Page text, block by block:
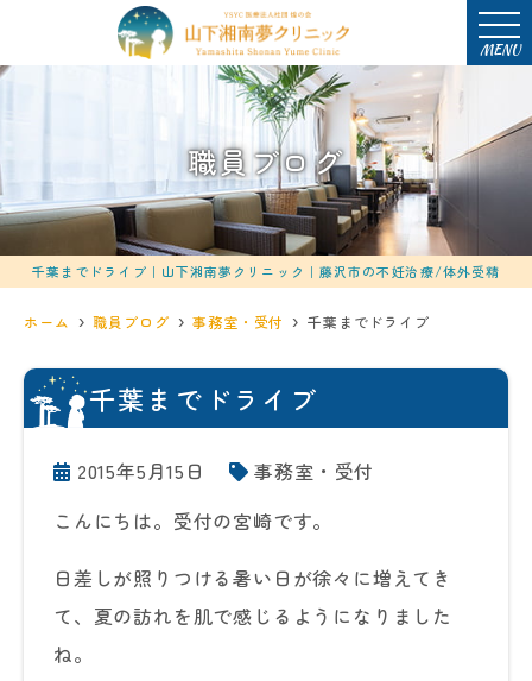
MENU
職員ブログ
千葉までドライブ｜山下湘南夢クリニック｜藤沢市の不妊治療/体外受精
ホーム 職員ブログ 事務室・受付 千葉までドライブ
千葉までドライブ
2015年5月15日
事務室・受付
こんにちは。受付の宮崎です。
日差しが照りつける暑い日が徐々に増えてき
て、夏の訪れを肌で感じるようになりました
ね。